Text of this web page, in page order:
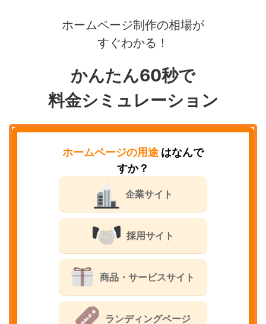
ホームページ制作の相場が
すぐわかる！
かんたん60秒で
料金シミュレーション
ホームページの用途 はなんで
すか？
企業サイト
採用サイト
商品・サービスサイト
ランディングページ